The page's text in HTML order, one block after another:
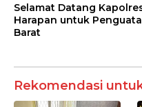
Selamat Datang
Harapan untuk
Barat
Rekomendasi